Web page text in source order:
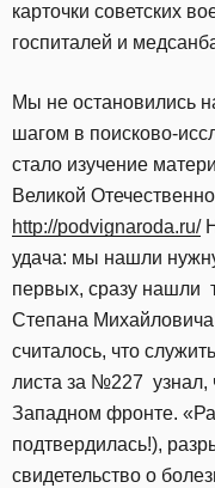
карточки советских
госпиталей и
Мы не остановились
шагом в поисково-
стало изучение
Великой
http://podvignaroda.ru/
удача: мы нашли
первых, сразу нашли
Степана Михайловича
считалось, что
листа за №227 узнал,
Западном фронте.
подтвердилась!),
свидетельство о